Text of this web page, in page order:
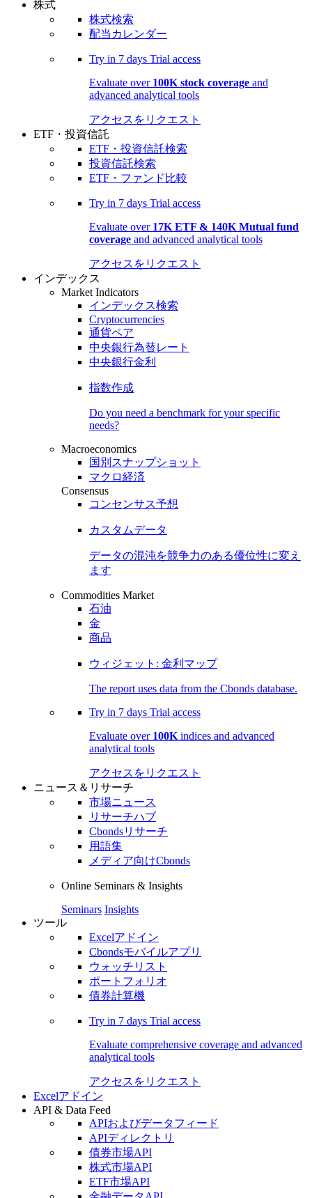
株式
株式検索
配当カレンダー
Try in 7 days Trial access
Evaluate over 100K stock coverage and
advanced analytical tools
アクセスをリクエスト
ETF・投資信託
ETF・投資信託検索
投資信託検索
ETF・ファンド比較
Try in 7 days Trial access
Evaluate over 17K ETF & 140K Mutual fund
coverage and advanced analytical tools
アクセスをリクエスト
インデックス
Market Indicators
インデックス検索
Cryptocurrencies
通貨ペア
中央銀行為替レート
中央銀行金利
指数作成
Do you need a benchmark for your specific
needs?
Macroeconomics
国別スナップショット
マクロ経済
Consensus
コンセンサス予想
カスタムデータ
データの混沌を競争力のある優位性に変え
ます
Commodities Market
石油
金
商品
ウィジェット: 金利マップ
The report uses data from the Cbonds database.
Try in 7 days Trial access
Evaluate over 100K indices and advanced
analytical tools
アクセスをリクエスト
ニュース＆リサーチ
市場ニュース
リサーチハブ
Cbondsリサーチ
用語集
メディア向けCbonds
Online Seminars & Insights
Seminars Insights
ツール
Excelアドイン
Cbondsモバイルアプリ
ウォッチリスト
ポートフォリオ
債券計算機
Try in 7 days Trial access
Evaluate comprehensive coverage and advanced
analytical tools
アクセスをリクエスト
Excelアドイン
API & Data Feed
APIおよびデータフィード
APIディレクトリ
債券市場API
株式市場API
ETF市場API